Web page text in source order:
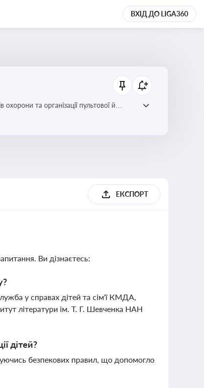
ВХІД ДО LIGA360
та організації пультової й
ЕКСПОРТ
Ви дізнаєтесь:
у справах дітей та сім'ї КМДА,
літератури ім. Т. Г. Шевченка НАН
дітей?
безпекових правил, що допомогло